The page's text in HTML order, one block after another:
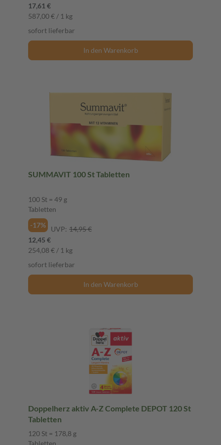
17,61 €
587,00 € / 1 kg
sofort lieferbar
In den Warenkorb
SUMMAVIT 100 St Tabletten
100 St = 49 g
Tabletten
-17%
UVP: 14,95 €
12,45 €
254,08 € / 1 kg
sofort lieferbar
In den Warenkorb
Doppelherz aktiv A-Z Complete DEPOT 120 St
Tabletten
120 St = 178,8 g
Tabletten